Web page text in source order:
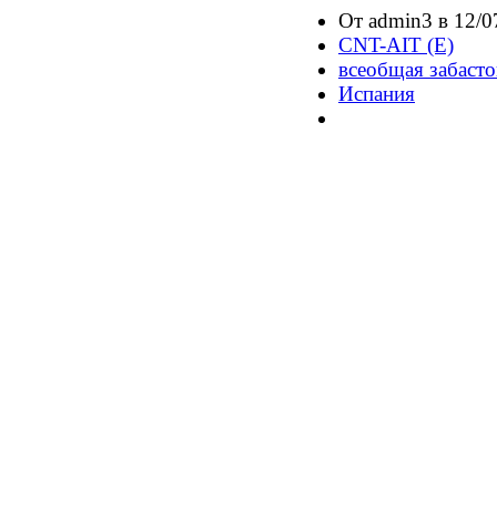
От admin3 в 12/
CNT-AIT (E)
всеобщая
Испания